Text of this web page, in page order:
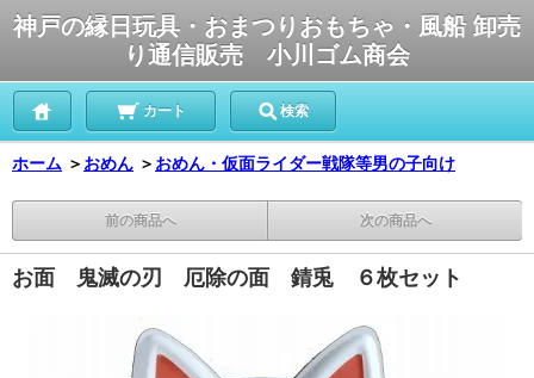
神戸の縁日玩具・おまつりおもちゃ・風船 卸売
り通信販売 小川ゴム商会
カート 検索
ホーム ＞ おめん ＞ おめん・仮面ライダー戦隊等男の子向け
前の商品へ 次の商品へ
お面 鬼滅の刃 厄除の面 錆兎 ６枚セット